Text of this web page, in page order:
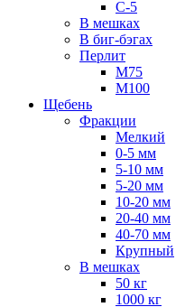
С-5
В мешках
В биг-бэгах
Перлит
М75
М100
Щебень
Фракции
Мелкий
0-5 мм
5-10 мм
5-20 мм
10-20 мм
20-40 мм
40-70 мм
Крупный
В мешках
50 кг
1000 кг